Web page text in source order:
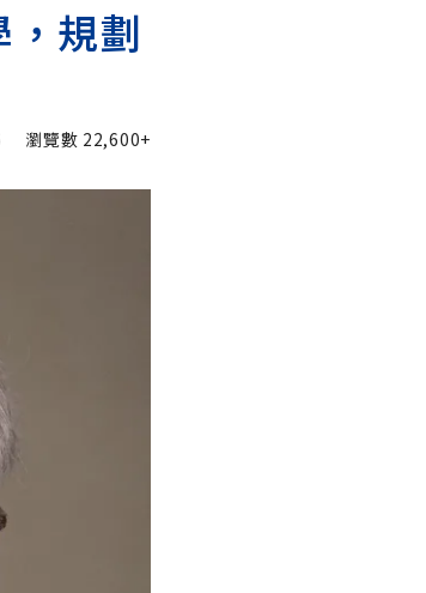
規劃
瀏覽數 22,600+